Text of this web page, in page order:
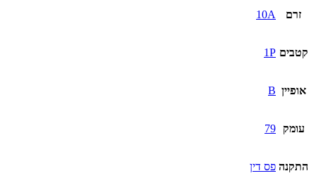
זרם 10A
קטבים 1P
אופיין B
עומק 79
התקנה פס דין